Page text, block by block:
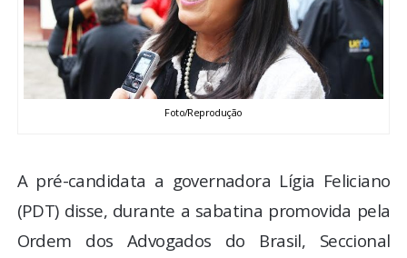
ENQUETE
TV LPB
Foto/Reprodução
A pré-candidata a governadora Lígia Feliciano
(PDT) disse, durante a sabatina promovida pela
Ordem dos Advogados do Brasil, Seccional